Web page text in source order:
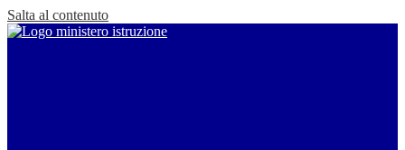
Salta al contenuto